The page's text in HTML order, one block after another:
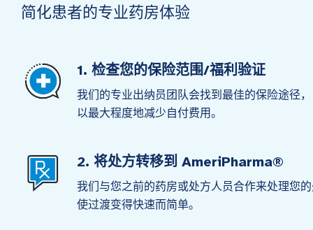
简化患者的专业药房体验
1. 检查您的保险范围/福利验证
我们的专业出纳员团队会找到最佳的保险途径，
以最大程度地减少自付费用。
2. 将处方转移到 AmeriPharma®
我们与您之前的药房或处方人员合作来处理您
使过渡变得快速而简单。